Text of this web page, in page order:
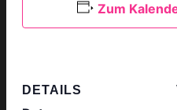
Zum
DETAILS